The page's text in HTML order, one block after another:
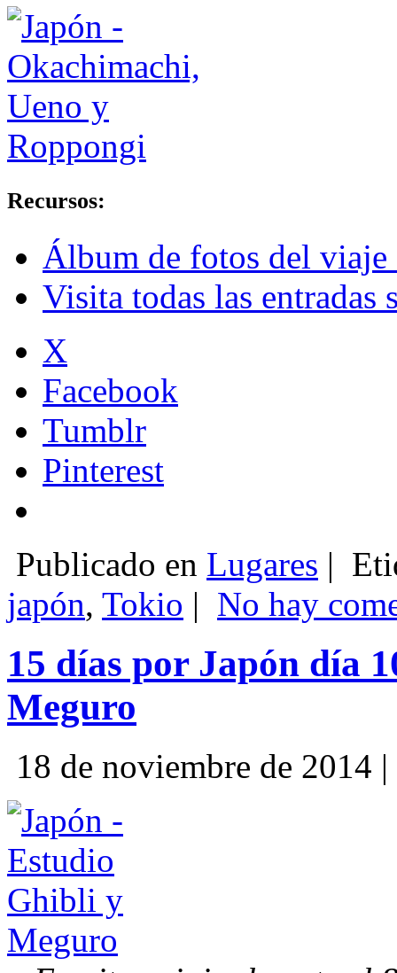
Recursos:
Álbum de fotos del
Visita todas las entradas
X
Facebook
Tumblr
Pinterest
Publicado en Lugares |
japón, Tokio | No hay
15 días por Japón día
Meguro
18 de noviembre de 2014 |